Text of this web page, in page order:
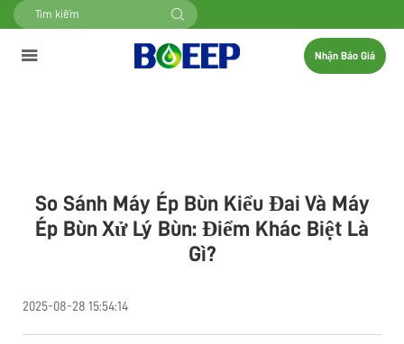
Nhận Báo Giá
So Sánh Máy Ép Bùn Kiểu Đai Và Máy
Ép Bùn Xử Lý Bùn: Điểm Khác Biệt Là
Gì?
2025-08-28 15:54:14